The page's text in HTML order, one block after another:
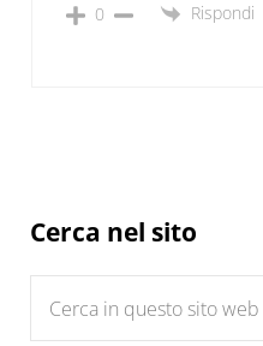
0 Rispondi
Sidebar
Cerca nel sito